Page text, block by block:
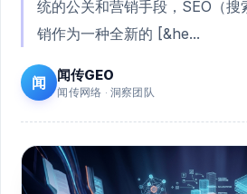
统的公关和营销手段，SEO（搜
销作为一种全新的 [&he...
闻 闻传GEO
闻传网络 · 洞察团队